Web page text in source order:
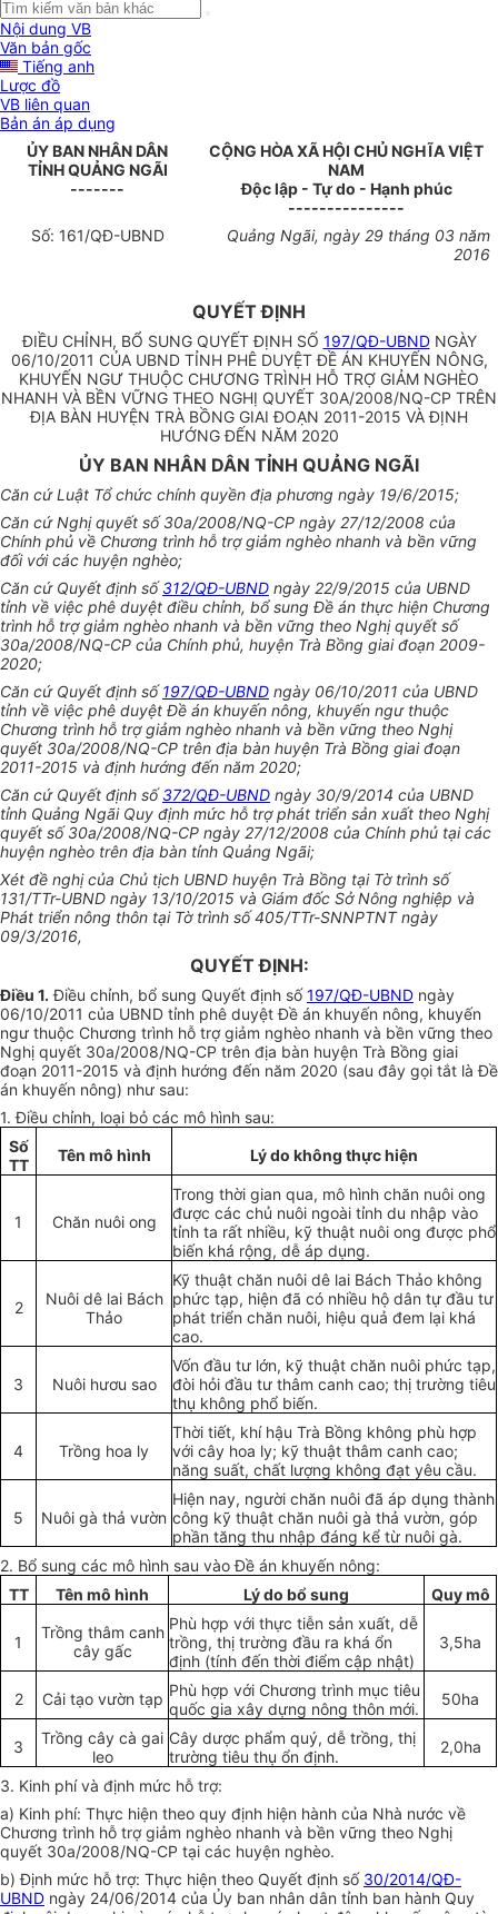
Nội dung VB
Văn bản gốc
Tiếng anh
Lược đồ
VB liên quan
Bản án áp dụng
ỦY BAN NHÂN DÂN
TỈNHQUẢNG NGÃI
-------
CỘNG HÒA XÃ HỘI CHỦ NGHĨA VIỆT
NAM
Độc lập - Tự do - Hạnh phúc
---------------
Số: 161/QĐ-UBND Quảng Ngãi, ngày 29tháng 03 năm
2016
QUYẾT ĐỊNH
ĐIỀU CHỈNH, BỔ SUNG QUYẾT ĐỊNH SỐ 197/QĐ-UBNDNGÀY
06/10/2011 CỦA UBND TỈNH PHÊ DUYỆT ĐỀ ÁN KHUYẾN NÔNG,
KHUYẾN NGƯ THUỘC CHƯƠNG TRÌNH HỖ TRỢ GIẢM NGHÈO
NHANH VÀ BỀN VỮNG THEO NGHỊ QUYẾT 30A/2008/NQ-CP TRÊN
ĐỊA BÀN HUYỆN TRÀ BỒNG GIAI ĐOẠN 2011-2015 VÀ ĐỊNH
HƯỚNG ĐẾN NĂM 2020
ỦY BAN NHÂN DÂN TỈNH QUẢNG NGÃI
Căn cứ Luật Tổ chức chính quyền địa phương ngày 19/6/2015;
Căn cứ Nghị quyết số 30a/2008/NQ-CP ngày 27/12/2008 của
Chính phủ về Chương trình hỗ trợ giảm nghèo nhanh và bền vững
đối với các huyện nghèo;
Căn cứ Quyết định số312/QĐ-UBND ngày 22/9/2015 của UBND
tỉnh về việc phê duyệt điều chỉnh, bổ sung Đề án thực hiện Chương
trình hỗ trợ giảm nghèo nhanh và bền vững theo Nghị quyết số
30a/2008/NQ-CP của Chính phủ, huyện Trà Bồng giai đoạn 2009-
2020;
Căn cứ Quyết định số197/QĐ-UBND ngày 06/10/2011 của UBND
tỉnh về việc phê duyệt Đề án khuyến nông, khuyến ngư thuộc
Chương trình hỗ trợ giảm nghèo nhanh và bền vững theo Nghị
quyết 30a/2008/NQ-CP trên địa bàn huyện Trà Bồng giai đoạn
2011-2015 và định hướng đến năm 2020;
Căn cứ Quyết định số372/QĐ-UBND ngày 30/9/2014 của UBND
tỉnh Quảng Ngãi Quy định mức hỗ trợ phát triển sản xuất theo Nghị
quyết số 30a/2008/NQ-CP ngày 27/12/2008 của Chính phủ tại các
huyện nghèo trên địa bàn tỉnh Quảng Ngãi;
Xét đề nghị của Chủ tịch UBND huyện Trà Bồng tại Tờ trình số
131/TTr-UBND ngày 13/10/2015 và Giám đốc Sở Nông nghiệp và
Phát triển nông thôn tại Tờ trình số 405/TTr-SNNPTNT ngày
09/3/2016,
QUYẾT ĐỊNH:
Điều 1. Điều chỉnh, bổ sung Quyết định số197/QĐ-UBND ngày
06/10/2011 của UBND tỉnh phê duyệt Đề án khuyến nông, khuyến
ngư thuộc Chương trình hỗ trợ giảm nghèo nhanh và bền vững theo
Nghị quyết 30a/2008/NQ-CP trên địa bàn huyện Trà Bồng giai
đoạn 2011-2015 và định hướng đến năm 2020 (sau đây gọi tắt là Đề
án khuyến nông) như sau:
1. Điều chỉnh, loại bỏ các mô hình sau:
Số
TT
Tên mô hình Lý do không thực hiện
1 Chăn nuôi ong
Trong thời gian qua, mô hình chăn nuôi ong
được các chủ nuôi ngoài tỉnh du nhập vào
tỉnh ta rất nhiều, kỹ thuật nuôi ong được phổ
biến khá rộng, dễ áp dụng.
2
Nuôi dê lai Bách
Thảo
Kỹ thuật chăn nuôi dê lai Bách Thảo không
phức tạp, hiện đã có nhiều hộ dân tự đầu tư
phát triển chăn nuôi, hiệu quả đem lại khá
cao.
3 Nuôi hươu sao
Vốn đầu tư lớn, kỹ thuật chăn nuôi phức tạp,
đòi hỏi đầu tư thâm canh cao; thị trường tiêu
thụ không phổ biến.
4 Trồng hoa ly
Thời tiết, khí hậu Trà Bồng không phù hợp
với cây hoa ly; kỹ thuật thâm canh cao;
năng suất, chất lượng không đạt yêu cầu.
5 Nuôi gà thả vườn
Hiện nay, người chăn nuôi đã áp dụng thành
công kỹ thuật chăn nuôi gà thả vườn, góp
phần tăng thu nhập đáng kểtừ nuôi gà.
2. Bổ sung các mô hình sau vào Đề án khuyến nông:
TT
Tên mô hình Lý do bổ sung Quy mô
1
Trồng thâm canh
cây gấc
Phù hợp với thực tiễn sản xuất, dễ
trồng, thị trường đầu ra khá ổn
định (tính đến thời điểm cập nhật)
3,5ha
2 Cải tạo vườn tạp Phù hợp với Chương trình mục tiêu
quốc gia xây dựng nông thôn mới.
50ha
3
Trồng cây cà gai
leo
Cây dược phẩm quý, dễ trồng, thị
trường tiêu thụ ổn định.
2,0ha
3. Kinh phí và định mức hỗ trợ:
a) Kinh phí: Thực hiện theo quy định hiện hành của Nhà nước về
Chương trình hỗ trợ giảm nghèo nhanh và bền vững theo Nghị
quyết 30a/2008/NQ-CP tại các huyện nghèo.
b) Định mức hỗ trợ: Thực hiện theo Quyết định số 30/2014/QĐ-
UBND ngày 24/06/2014 của Ủy ban nhân dân tỉnh ban hành Quy